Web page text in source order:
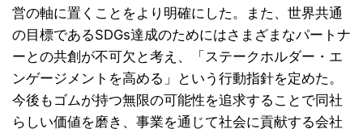
営の軸に置くことをより明確にした。また、世界共通
の目標であるSDGs達成のためにはさまざまなパートナ
ーとの共創が不可欠と考え、「ステークホルダー・エ
ンゲージメントを高める」という行動指針を定めた。
今後もゴムが持つ無限の可能性を追求することで同社
らしい価値を磨き、事業を通じて社会に貢献する会社